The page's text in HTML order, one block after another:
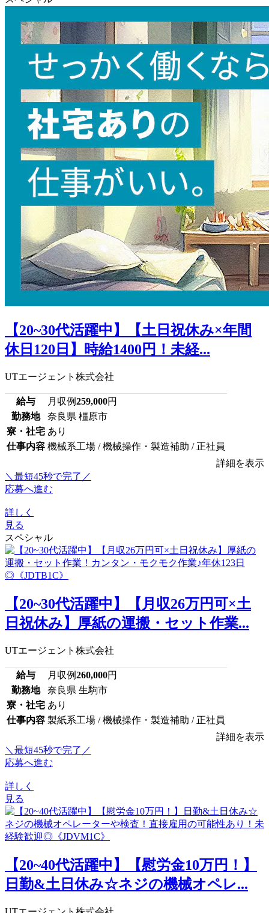
【20~30代活躍中】【土日祝休み×年間
休日120日】時給1400円！未経...
UTエージェント株式会社
給与 月収例259,000円
勤務地
奈良県 橿原市
寮・社宅 あり
仕事内容 機械系工場 / 機械操作・製造補助 / 正社員
詳細を表示
＼最短45秒で完了／
応募へ進む
詳しく
見る
スペシャル
【20~30代活躍中】【月収26万円可×土
日祝休み】厚紙の運搬・セット作業...
UTエージェント株式会社
給与 月収例260,000円
勤務地
奈良県 生駒市
寮・社宅 あり
仕事内容 製紙系工場 / 機械操作・製造補助 / 正社員
詳細を表示
＼最短45秒で完了／
応募へ進む
詳しく
見る
【20~40代活躍中】【慰労金10万円！】
日勤&土日休み☆ネジの機械オペレ...